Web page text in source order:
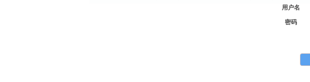
用户名
密码